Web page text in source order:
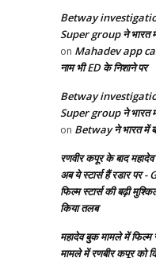
Betway
Super group ने भारत
on Mahadev app
नाम भी ED के निशाने पर
Betway
Super group ने भारत
on Betway ने भारत में
रणवीर कपूर के बाद
अब ये स्टार्स हैं रडार पर
फिल्म स्टार्स की बढ़ी
किया तलब
महादेव बुक मामले में फिल्म
मामले में रणबीर कपूर को